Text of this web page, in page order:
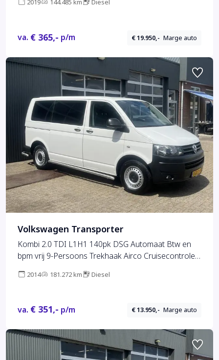
2019 144.485 km Diesel
va. € 365,- p/m € 19.950,- Marge auto
Volkswagen Transporter
Kombi 2.0 TDI L1H1 140pk DSG Automaat Btw en
bpm vrij 9-Persoons Trekhaak Airco Cruisecontrole
Euro 5 Groepsvervoer Taxi Personenbus Tourer
2014 181.272 km Diesel
va. € 351,- p/m € 13.950,- Marge auto